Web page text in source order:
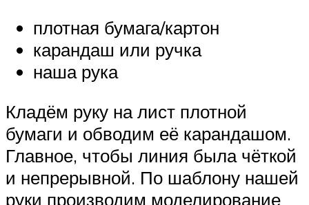
плотная бумага/картон
карандаш или ручка
наша рука
Кладём руку на лист плотной
бумаги и обводим её карандашом.
Главное, чтобы линия была чёткой
и непрерывной. По шаблону нашей
руки производим моделирование